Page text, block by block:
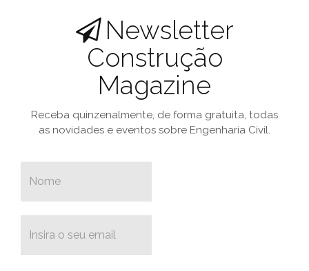
Newsletter
Construção
Magazine
Receba quinzenalmente, de forma gratuita, todas
as novidades e eventos sobre Engenharia Civil.